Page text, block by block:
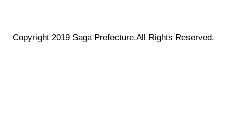
Copyright 2019 Saga Prefecture.All Rights Reserved.